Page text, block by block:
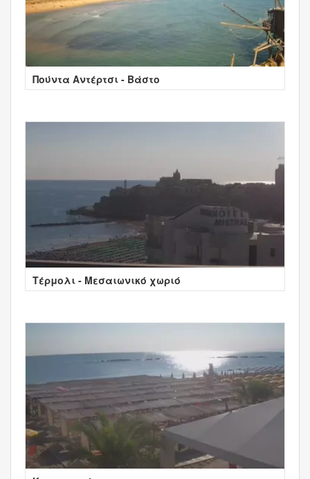
Πούντα Αντέρτσι - Βάστο
Τέρμολι - Μεσαιωνικό χωριό